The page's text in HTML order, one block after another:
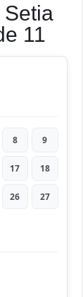
Setia
11
8 9
17 18
26 27